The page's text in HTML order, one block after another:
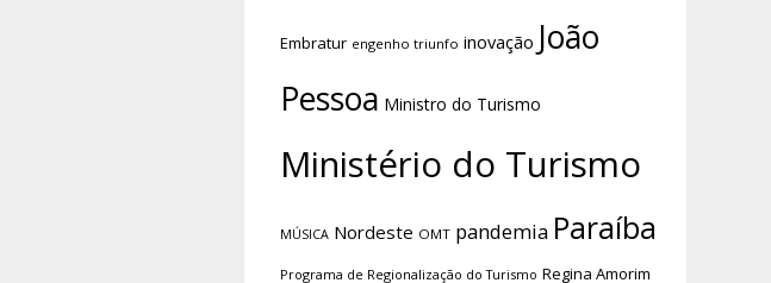
Embratur engenho triunfo inovação João
Pessoa Ministro do Turismo
Ministério do Turismo
MÚSICA Nordeste OMT pandemia Paraíba
Programa de Regionalização do Turismo Regina Amorim